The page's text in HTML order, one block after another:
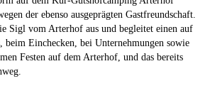
der ebenso ausgeprägten Gastfreundschaft.
Sigl vom Arterhof aus und begleitet einen auf
beim Einchecken, bei Unternehmungen sowie
Festen auf dem Arterhof, und das bereits